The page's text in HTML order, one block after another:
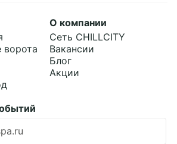
ворота
О компании
Сеть CHILLCITY
Вакансии
Блог
Акции